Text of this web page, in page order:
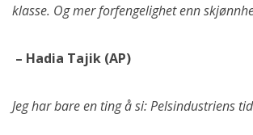
klasse. Og mer forfengelighet enn
– Hadia Tajik (AP)
Jeg har bare en ting å si: Pelsindustriens